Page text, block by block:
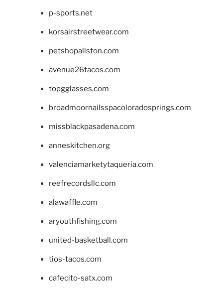
p-sports.net
korsairstreetwear.com
petshopallston.com
avenue26tacos.com
topgglasses.com
broadmoornailsspacoloradosprings.com
missblackpasadena.com
anneskitchen.org
valenciamarketytaqueria.com
reefrecordsllc.com
alawaffle.com
aryouthfishing.com
united-basketball.com
tios-tacos.com
cafecito-satx.com